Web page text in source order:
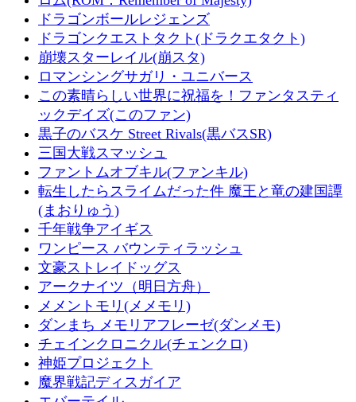
ドラゴンボールレジェンズ
ドラゴンクエストタクト(ドラクエタクト)
崩壊スターレイル(崩スタ)
ロマンシングサガリ・ユニバース
この素晴らしい世界に祝福を！ファンタスティ
ックデイズ(このファン)
黒子のバスケ Street Rivals(黒バスSR)
三国大戦スマッシュ
ファントムオブキル(ファンキル)
転生したらスライムだった件 魔王と竜の建国譚
(まおりゅう)
千年戦争アイギス
ワンピース バウンティラッシュ
文豪ストレイドッグス
アークナイツ（明日方舟）
メメントモリ(メメモリ)
ダンまち メモリアフレーゼ(ダンメモ)
チェインクロニクル(チェンクロ)
神姫プロジェクト
魔界戦記ディスガイア